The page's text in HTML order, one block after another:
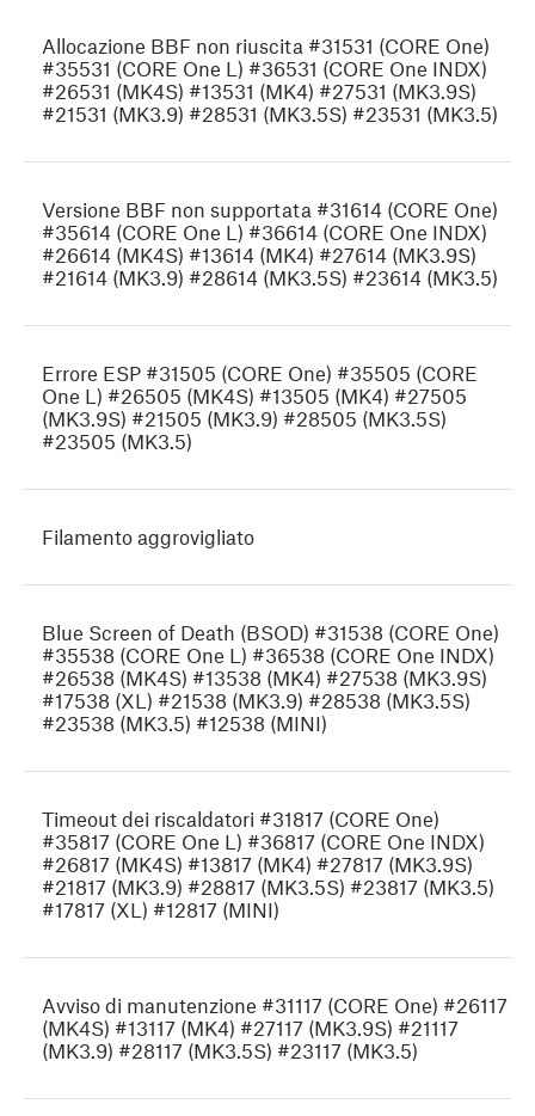
Allocazione BBF non riuscita #31531 (CORE One)
#35531 (CORE One L) #36531 (CORE One INDX)
#26531 (MK4S) #13531 (MK4) #27531 (MK3.9S)
#21531 (MK3.9) #28531 (MK3.5S) #23531 (MK3.5)
Versione BBF non supportata #31614 (CORE One)
#35614 (CORE One L) #36614 (CORE One INDX)
#26614 (MK4S) #13614 (MK4) #27614 (MK3.9S)
#21614 (MK3.9) #28614 (MK3.5S) #23614 (MK3.5)
Errore ESP #31505 (CORE One) #35505 (CORE
One L) #26505 (MK4S) #13505 (MK4) #27505
(MK3.9S) #21505 (MK3.9) #28505 (MK3.5S)
#23505 (MK3.5)
Filamento aggrovigliato
Blue Screen of Death (BSOD) #31538 (CORE One)
#35538 (CORE One L) #36538 (CORE One INDX)
#26538 (MK4S) #13538 (MK4) #27538 (MK3.9S)
#17538 (XL) #21538 (MK3.9) #28538 (MK3.5S)
#23538 (MK3.5) #12538 (MINI)
Timeout dei riscaldatori #31817 (CORE One)
#35817 (CORE One L) #36817 (CORE One INDX)
#26817 (MK4S) #13817 (MK4) #27817 (MK3.9S)
#21817 (MK3.9) #28817 (MK3.5S) #23817 (MK3.5)
#17817 (XL) #12817 (MINI)
Avviso di manutenzione #31117 (CORE One) #26117
(MK4S) #13117 (MK4) #27117 (MK3.9S) #21117
(MK3.9) #28117 (MK3.5S) #23117 (MK3.5)